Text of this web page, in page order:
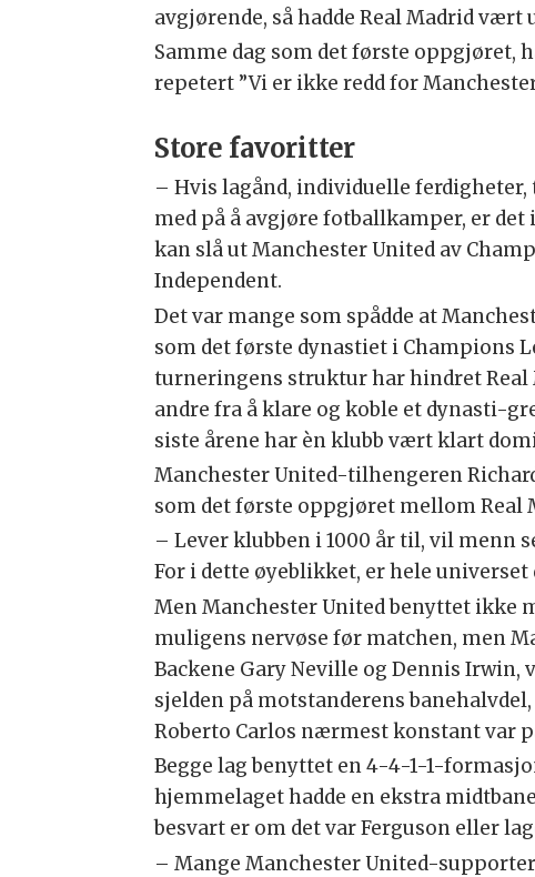
avgjørende, så hadde Real Madrid vært
Samme dag som det første oppgjøret,
repetert ”Vi er ikke redd for
Store favoritter
– Hvis lagånd, individuelle
med på å avgjøre fotballkamper, er
kan slå ut Manchester United av
Independent.
Det var mange som spådde at
som det første dynastiet i Champions
turneringens struktur har hindret Real
andre fra å klare og koble et dynasti-
siste årene har èn klubb vært klart
Manchester United-tilhengeren
som det første oppgjøret mellom Real
– Lever klubben i 1000 år til, vil menn
For i dette øyeblikket, er hele
Men Manchester United benyttet ikke
muligens nervøse før matchen, men
Backene Gary Neville og Dennis
sjelden på motstanderens
Roberto Carlos nærmest konstant var
Begge lag benyttet en 4-4-1-1-
hjemmelaget hadde en ekstra
besvart er om det var Ferguson eller
– Mange Manchester United-